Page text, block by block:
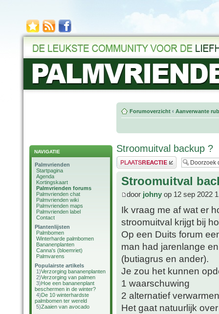
NAVIGATIE
Palmvrienden
Startpagina
Agenda
Kortingskaart
Palmvrienden forums
Palmvrienden chat
Palmvrienden wiki
Palmvrienden maps
Palmvrienden label
Contact
Plantenlijsten
Palmbomen
Winterharde palmbomen
Bananenplanten
Canna's (bloemriet)
Palmvarens
Populairste artikels
1)Verzorging bananenplanten
2)Verzorging van palmen
3)Hoe een bananenplant
beschermen in de winter?
4)De 10 winterhardste
palmbomen ter wereld
5)Zaaien van avocado
Forumoverzicht ‹ Aanverwante
Stroomuitval backup ?
Plaats een reactie
Stroomuitval
door johny op 12 sep 2022
Ik vraag me af wat er
stroomuitval krijgt bij
Op een Duits forum
man had jarenlange
(butiagrus en ander).
Je zou het kunnen
1 waarschuwing
2 alternatief verwarmen
Het gaat natuurlijk